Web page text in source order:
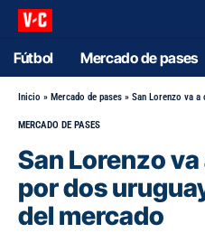
Fútbol Mercado de pases
Inicio » Mercado de pases » San Lorenzo va a
MERCADO DE PASES
San Lorenzo
por dos
del mercado